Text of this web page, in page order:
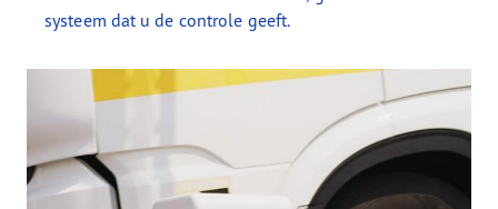
systeem dat u de controle geeft.